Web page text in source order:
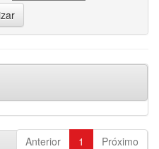
Anterior 1 Próximo